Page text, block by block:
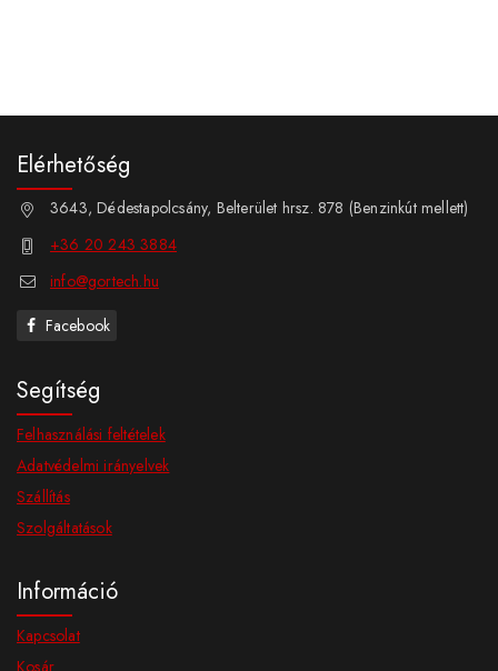
Elérhetőség
3643, Dédestapolcsány, Belterület hrsz. 878 (Benzinkút mellett)
+36 20 243 3884
info@gortech.hu
Facebook
Segítség
Felhasználási feltételek
Adatvédelmi irányelvek
Szállítás
Szolgáltatások
Információ
Kapcsolat